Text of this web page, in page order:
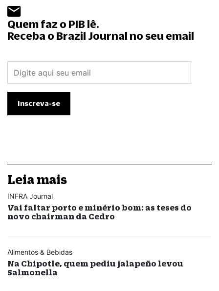
Quem faz o PIB lê.
Receba o Brazil Journal no seu email
Leia mais
INFRA Journal
Vai faltar porto e minério bom: as teses do
novo chairman da Cedro
Alimentos & Bebidas
Na Chipotle, quem pediu jalapeño levou
Salmonella